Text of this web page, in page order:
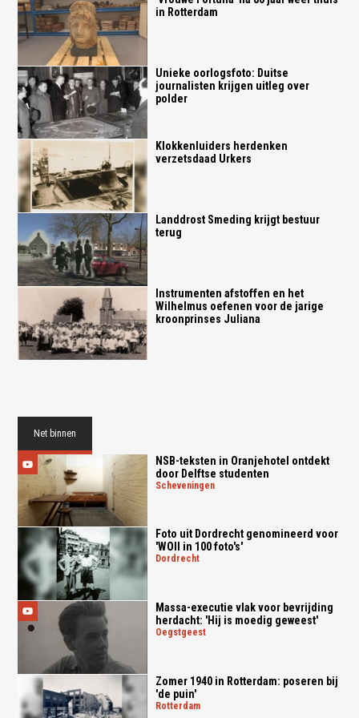
in Rotterdam
Unieke oorlogsfoto: Duitse
journalisten krijgen uitleg over
polder
Klokkenluiders herdenken
verzetsdaad Urkers
Landdrost Smeding krijgt bestuur
terug
Instrumenten afstoffen en het
Wilhelmus oefenen voor de jarige
kroonprinses Juliana
Net binnen
NSB-teksten in Oranjehotel ontdekt
door Delftse studenten
scheveningen
Foto uit Dordrecht genomineerd voor
'WOII in 100 foto's'
dordrecht
Massa-executie vlak voor bevrijding
herdacht: 'Hij is moedig geweest'
oegstgeest
Zomer 1940 in Rotterdam: poseren bij
'de puin'
rotterdam